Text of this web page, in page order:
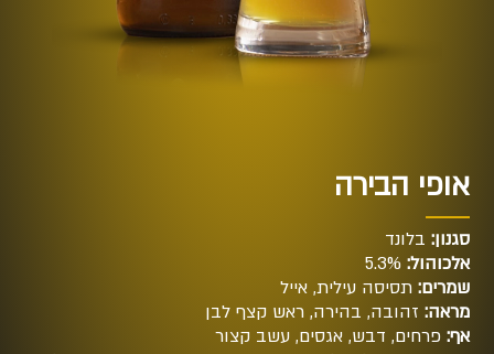
אופי הבירה
סגנון: בלונד
אלכוהול: 5.3%
שמרים:תסיסה עילית, אייל
מראה: זהובה, בהירה, ראש קצף לבן
אף: פרחים, דבש, אגסים, עשב קצור